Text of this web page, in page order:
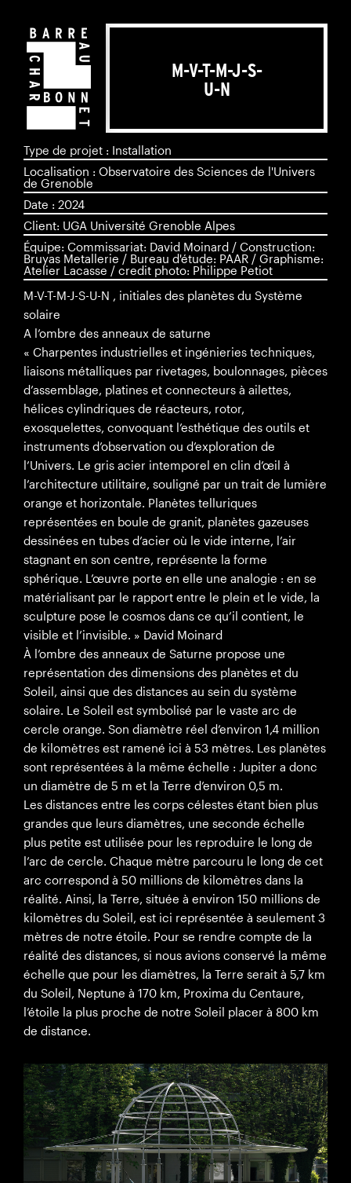
M-V-T-M-J-S-
U-N
Type de projet : Installation
Localisation : Observatoire des Sciences de l'Univers
de Grenoble
Date : 2024
Client: UGA Université Grenoble Alpes
Équipe: Commissariat: David Moinard / Construction:
Bruyas Metallerie / Bureau d'étude: PAAR / Graphisme:
Atelier Lacasse / credit photo: Philippe Petiot
M-V-T-M-J-S-U-N , initiales des planètes du Système
solaire
A l’ombre des anneaux de saturne
« Charpentes industrielles et ingénieries techniques,
liaisons métalliques par rivetages, boulonnages, pièces
d’assemblage, platines et connecteurs à ailettes,
hélices cylindriques de réacteurs, rotor,
exosquelettes, convoquant l’esthétique des outils et
instruments d’observation ou d’exploration de
l’Univers. Le gris acier intemporel en clin d’œil à
l’architecture utilitaire, souligné par un trait de lumière
orange et horizontale. Planètes telluriques
représentées en boule de granit, planètes gazeuses
dessinées en tubes d’acier où le vide interne, l’air
stagnant en son centre, représente la forme
sphérique. L’œuvre porte en elle une analogie : en se
matérialisant par le rapport entre le plein et le vide, la
sculpture pose le cosmos dans ce qu’il contient, le
visible et l’invisible. » David Moinard
À l’ombre des anneaux de Saturne propose une
représentation des dimensions des planètes et du
Soleil, ainsi que des distances au sein du système
solaire. Le Soleil est symbolisé par le vaste arc de
cercle orange. Son diamètre réel d’environ 1,4 million
de kilomètres est ramené ici à 53 mètres. Les planètes
sont représentées à la même échelle : Jupiter a donc
un diamètre de 5 m et la Terre d’environ 0,5 m.
Les distances entre les corps célestes étant bien plus
grandes que leurs diamètres, une seconde échelle
plus petite est utilisée pour les reproduire le long de
l’arc de cercle. Chaque mètre parcouru le long de cet
arc correspond à 50 millions de kilomètres dans la
réalité. Ainsi, la Terre, située à environ 150 millions de
kilomètres du Soleil, est ici représentée à seulement 3
mètres de notre étoile. Pour se rendre compte de la
réalité des distances, si nous avions conservé la même
échelle que pour les diamètres, la Terre serait à 5,7 km
du Soleil, Neptune à 170 km, Proxima du Centaure,
l’étoile la plus proche de notre Soleil placer à 800 km
de distance.